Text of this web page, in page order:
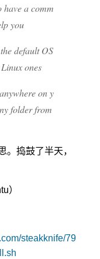
have a comm
you
default OS
ones
on y
folder from
。捣鼓了半天，
）
steakknife/79